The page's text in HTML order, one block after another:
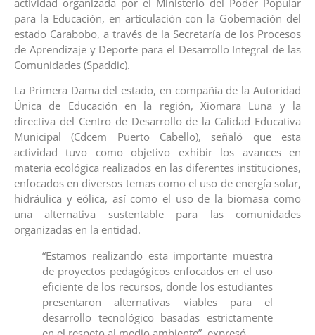
para la Educación, en articulación con la Gobernación del
estado Carabobo, a través de la Secretaría de los Procesos
de Aprendizaje y Deporte para el Desarrollo Integral de las
Comunidades (Spaddic).
La Primera Dama del estado, en compañía de la Autoridad
Única de Educación en la región, Xiomara Luna y la
directiva del Centro de Desarrollo de la Calidad Educativa
Municipal (Cdcem Puerto Cabello), señaló que esta
actividad tuvo como objetivo exhibir los avances en
materia ecológica realizados en las diferentes instituciones,
enfocados en diversos temas como el uso de energía solar,
hidráulica y eólica, así como el uso de la biomasa como
una alternativa sustentable para las comunidades
organizadas en la entidad.
“Estamos realizando esta importante muestra
de proyectos pedagógicos enfocados en el uso
eficiente de los recursos, donde los estudiantes
presentaron alternativas viables para el
desarrollo tecnológico basadas estrictamente